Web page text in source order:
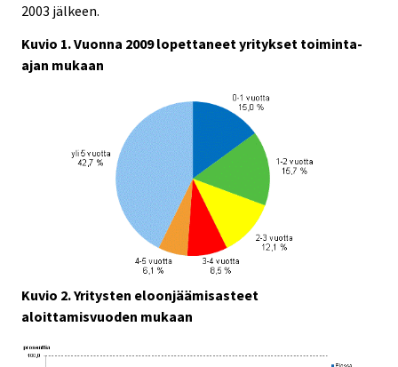
2003 jälkeen.
Kuvio 1. Vuonna 2009 lopettaneet yritykset toiminta-
ajan mukaan
Kuvio 2. Yritysten eloonjäämisasteet
aloittamisvuoden mukaan